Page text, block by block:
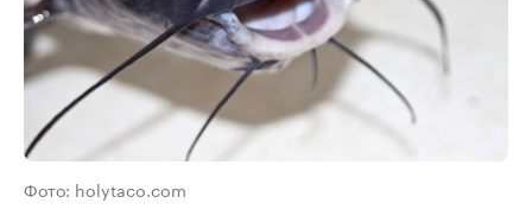
Фото: holytaco.com